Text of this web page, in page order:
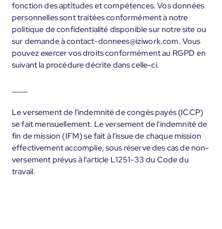
fonction des aptitudes et compétences. Vos données
personnelles sont traitées conformément à notre
politique de confidentialité disponible sur notre site ou
sur demande à contact-donnees@iziwork.com. Vous
pouvez exercer vos droits conformément au RGPD en
suivant la procédure décrite dans celle-ci.
Le versement de l'indemnité de congés payés (ICCP)
se fait mensuellement. Le versement de l'indemnité de
fin de mission (IFM) se fait à l'issue de chaque mission
effectivement accomplie, sous réserve des cas de non-
versement prévus à l'article L1251-33 du Code du
travail.